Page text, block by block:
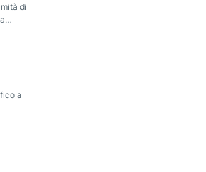
di
a